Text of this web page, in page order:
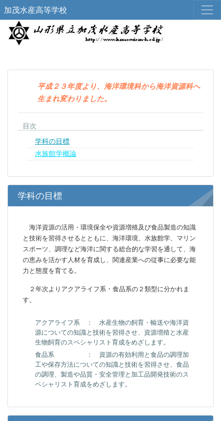
加茂水産高等学校
平成２３年度より、海洋環境科から海洋資源科へ
生まれ変わりました。
目次
学科の目標
水族館学概論
学科の目標
海洋資源の活用・環境保全や資源増殖及び食品製造の知識
と技術を習得させるとともに、海洋環境、水族館学、マリン
スポーツ、調理など海洋に関する総合的な学習を通して、海
の恵みを活かす人材を育成し、関連産業への従事に必要な能
力と態度を育てる。
２年次よりアクアライフ系・食品系の２類型に分かれま
す。
アクアライフ系 ： 水産生物の飼育・輸送や海洋資
源についての知識と技術を習得させ、資源増殖と水産
生物飼育のスペシャリスト育成をめざします。
食品系 ： 資源の有効利用と食品の調理加
工や保存方法についての知識と技術を習得させ、食品
の調理、製造や品質・安全管理と加工品開発技術のス
ペシャリスト育成をめざします。